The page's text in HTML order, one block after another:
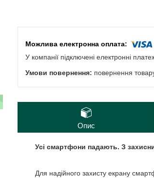
У компанії підключені електронні
повернення
Опис
Усі смартфони падають. З
Для надійного захисту екрану